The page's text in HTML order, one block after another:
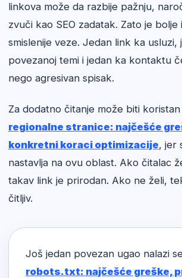
linkova može da razbije pažnju,
zvuči kao SEO zadatak. Zato je bolje
smislenije veze. Jedan link ka usluzi,
povezanoj temi i jedan ka kontaktu
nego agresivan spisak.
Za dodatno čitanje može biti
regionalne stranice: najčešće
konkretni koraci optimizacije, jer
nastavlja na ovu oblast. Ako čitalac
takav link je prirodan. Ako ne želi,
čitljiv.
Još jedan povezan ugao nalazi
robots.txt: najčešće greške,